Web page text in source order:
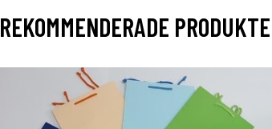
REKOMMENDERADE